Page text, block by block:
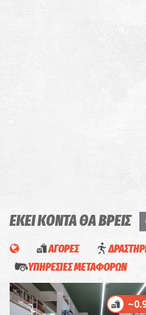
ΕΚΕΙ ΚΟΝΤΑ ΘΑ ΒΡΕΙΣ
ΑΓΟΡΕΣ
ΥΠΗΡΕΣΙΕΣ ΜΕΤΑΦΟΡΩΝ